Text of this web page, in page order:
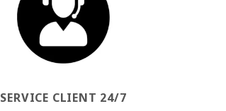
peuvent
être
choisies
sur
page
SERVICE CLIENT 24/7